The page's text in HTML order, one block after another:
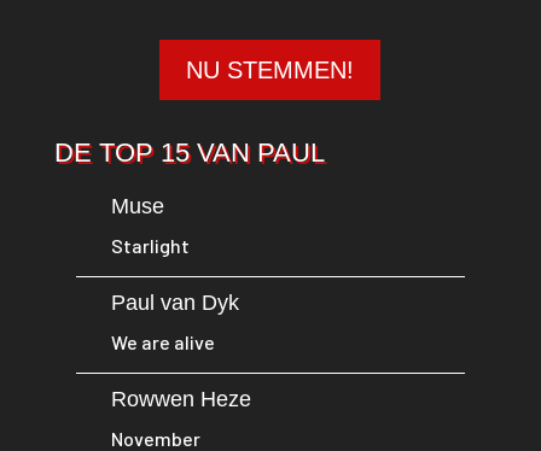
NU STEMMEN!
DE TOP 15 VAN PAUL
Muse
Starlight
Paul van Dyk
We are alive
Rowwen Heze
November